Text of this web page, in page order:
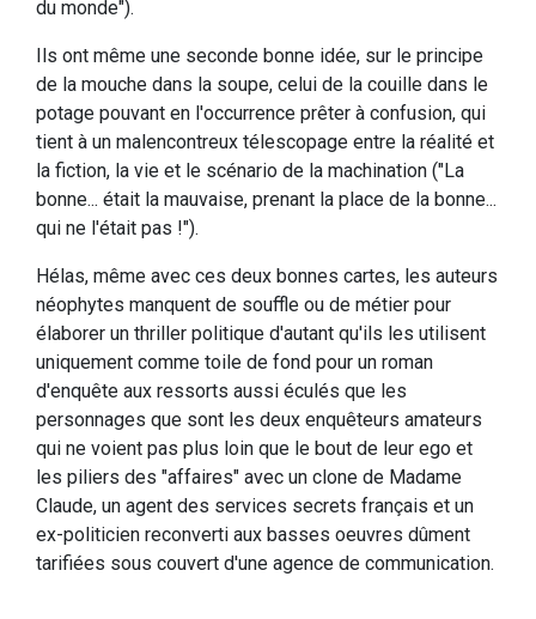
du monde").
Ils ont même une seconde bonne idée, sur le principe
de la mouche dans la soupe, celui de la couille dans le
potage pouvant en l'occurrence prêter à confusion, qui
tient à un malencontreux télescopage entre la réalité et
la fiction, la vie et le scénario de la machination ("La
bonne... était la mauvaise, prenant la place de la bonne...
qui ne l'était pas !").
Hélas, même avec ces deux bonnes cartes, les auteurs
néophytes manquent de souffle ou de métier pour
élaborer un thriller politique d'autant qu'ils les utilisent
uniquement comme toile de fond pour un roman
d'enquête aux ressorts aussi éculés que les
personnages que sont les deux enquêteurs amateurs
qui ne voient pas plus loin que le bout de leur ego et
les piliers des "affaires" avec un clone de Madame
Claude, un agent des services secrets français et un
ex-politicien reconverti aux basses oeuvres dûment
tarifiées sous couvert d'une agence de communication.